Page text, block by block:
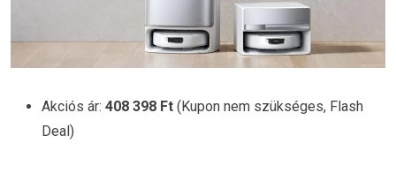
Akciós ár: 408 398 Ft (Kupon nem szükséges, Flash
Deal)